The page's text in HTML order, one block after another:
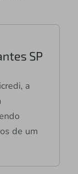
SP
a
de um